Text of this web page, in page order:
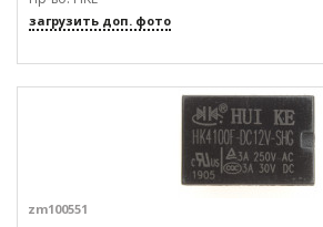
загрузить доп. фото
zm100551